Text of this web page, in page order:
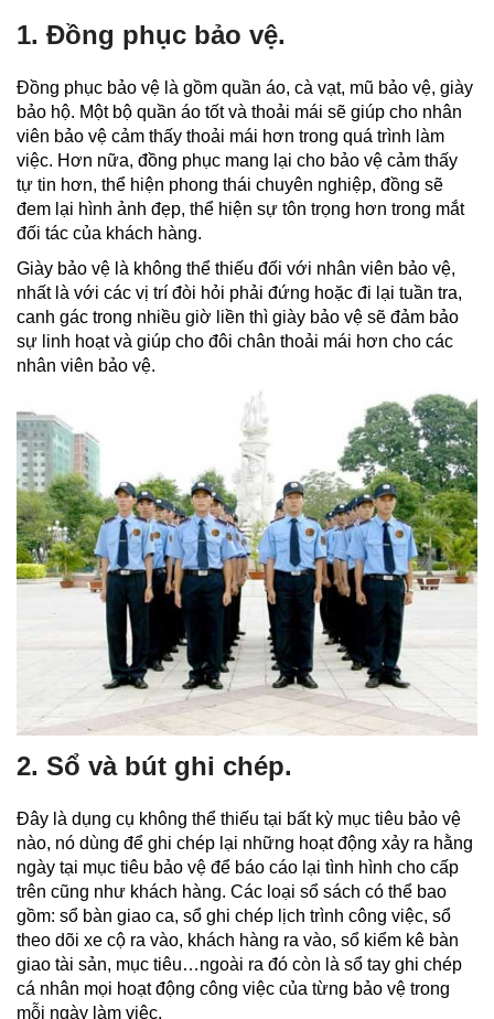
1. Đồng phục bảo vệ.
Đồng phục bảo vệ là gồm quần áo, cà vạt, mũ bảo vệ, giày
bảo hộ. Một bộ quần áo tốt và thoải mái sẽ giúp cho nhân
viên bảo vệ cảm thấy thoải mái hơn trong quá trình làm
việc. Hơn nữa, đồng phục mang lại cho bảo vệ cảm thấy
tự tin hơn, thể hiện phong thái chuyên nghiệp, đồng sẽ
đem lại hình ảnh đẹp, thể hiện sự tôn trọng hơn trong mắt
đối tác của khách hàng.
Giày bảo vệ là không thể thiếu đối với nhân viên bảo vệ,
nhất là với các vị trí đòi hỏi phải đứng hoặc đi lại tuần tra,
canh gác trong nhiều giờ liền thì giày bảo vệ sẽ đảm bảo
sự linh hoạt và giúp cho đôi chân thoải mái hơn cho các
nhân viên bảo vệ.
2. Sổ và bút ghi chép.
Đây là dụng cụ không thể thiếu tại bất kỳ mục tiêu bảo vệ
nào, nó dùng để ghi chép lại những hoạt động xảy ra hằng
ngày tại mục tiêu bảo vệ để báo cáo lại tình hình cho cấp
trên cũng như khách hàng. Các loại sổ sách có thể bao
gồm: sổ bàn giao ca, sổ ghi chép lịch trình công việc, sổ
theo dõi xe cộ ra vào, khách hàng ra vào, sổ kiểm kê bàn
giao tài sản, mục tiêu…ngoài ra đó còn là sổ tay ghi chép
cá nhân mọi hoạt động công việc của từng bảo vệ trong
mỗi ngày làm việc.